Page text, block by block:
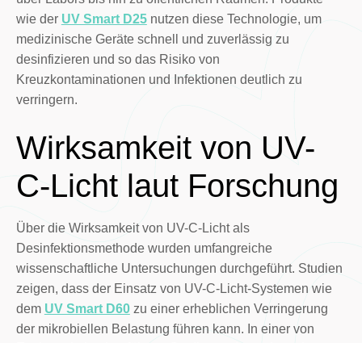
wie der UV Smart D25nutzen diese Technologie, um
medizinische Geräte schnell und zuverlässig zu
desinfizieren und so das Risiko von
Kreuzkontaminationen und Infektionen deutlich zu
verringern.
Wirksamkeit von UV-
C-Licht laut Forschung
Über die Wirksamkeit von UV-C-Licht als
Desinfektionsmethode wurden umfangreiche
wissenschaftliche Untersuchungen durchgeführt. Studien
zeigen, dass der Einsatz von UV-C-Licht-Systemen wie
dem UV Smart D60zu einer erheblichen Verringerung
der mikrobiellen Belastung führen kann. In einer von